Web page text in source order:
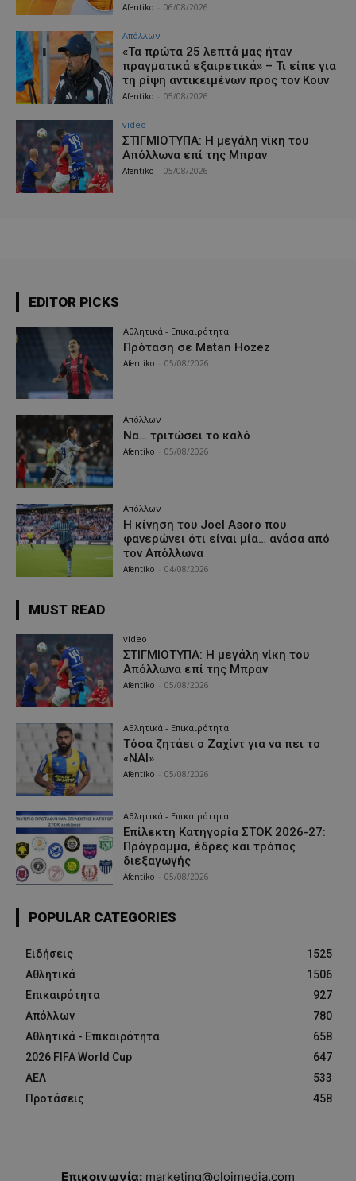
Afentiko 06/08/2026
Απόλλων
«Τα πρώτα 25 λεπτά μας ήταν
πραγματικά εξαιρετικά» – Τι είπε για
τη ρίψη αντικειμένων προς τον Κουν
Afentiko 05/08/2026
video
ΣΤΙΓΜΙΟΤΥΠΑ: Η μεγάλη νίκη του
Απόλλωνα επί της Μπραν
Afentiko 05/08/2026
EDITOR PICKS
Αθλητικά - Επικαιρότητα
Πρόταση σε Matan Hozez
Afentiko 05/08/2026
Απόλλων
Να… τριτώσει το καλό
Afentiko 05/08/2026
Απόλλων
Η κίνηση του Joel Asoro που
φανερώνει ότι είναι μία… ανάσα από
τον Απόλλωνα
Afentiko 04/08/2026
MUST READ
video
ΣΤΙΓΜΙΟΤΥΠΑ: Η μεγάλη νίκη του
Απόλλωνα επί της Μπραν
Afentiko 05/08/2026
Αθλητικά - Επικαιρότητα
Τόσα ζητάει ο Ζαχίντ για να πει το
«ΝΑΙ»
Afentiko 05/08/2026
Αθλητικά - Επικαιρότητα
Επίλεκτη Κατηγορία ΣΤΟΚ 2026-27:
Πρόγραμμα, έδρες και τρόπος
διεξαγωγής
Afentiko 05/08/2026
POPULAR CATEGORIES
Ειδήσεις
1525
Αθλητικά
1506
Επικαιρότητα
927
Απόλλων
780
Αθλητικά - Επικαιρότητα
658
2026 FIFA World Cup
647
ΑΕΛ
533
Προτάσεις
458
Επικοινωνία: marketing@oloimedia.com